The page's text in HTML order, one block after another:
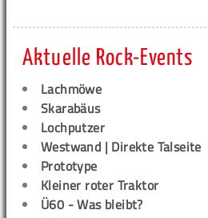
Aktuelle Rock-Events
Lachmöwe
Skarabäus
Lochputzer
Westwand | Direkte Talseite
Prototype
Kleiner roter Traktor
Ü60 - Was bleibt?